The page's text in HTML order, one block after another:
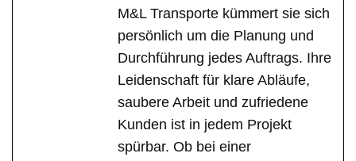
M&L Transporte kümmert sie sich
persönlich um die Planung und
Durchführung jedes Auftrags. Ihre
Leidenschaft für klare Abläufe,
saubere Arbeit und zufriedene
Kunden ist in jedem Projekt
spürbar. Ob bei einer